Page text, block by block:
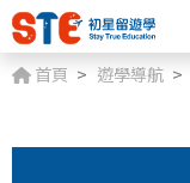
首頁 遊學導航